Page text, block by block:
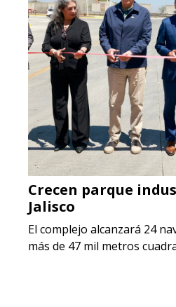
Crecen parque
Jalisco
El complejo alcanzará 24
más de 47 mil metros